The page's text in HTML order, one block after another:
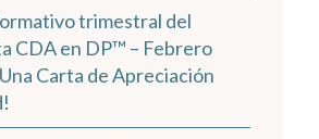
trimestral del
CDA en DP™ – Febrero
Carta de Apreciación